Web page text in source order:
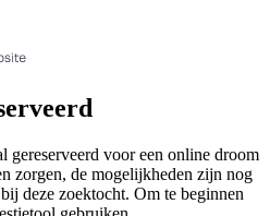
gereserveerd voor een online droom
zorgen, de mogelijkheden zijn nog
deze zoektocht. Om te beginnen